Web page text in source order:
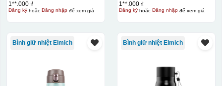
Hộp xi ly sứ
1**.000 ₫
Đăng kýhoặc Đăng nhậpđể xem giá
1**.000 ₫
Đăng kýhoặc Đăng nhậpđể xem giá
Bình giữ nhiệt Elmich Bình giữ nhiệt Elmich